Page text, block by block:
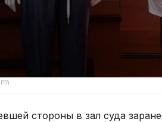
стороны в зал суда